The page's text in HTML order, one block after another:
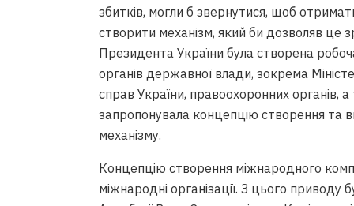
збитків, могли б звернутися, щоб
створити механізм, який би дозволяв це
Президента України була створена
органів державної влади, зокрема
справ України, правоохоронних органів,
запропонувала концепцію створення та
механізму.
Концепцію створення міжнародного
міжнародні організації. З цього